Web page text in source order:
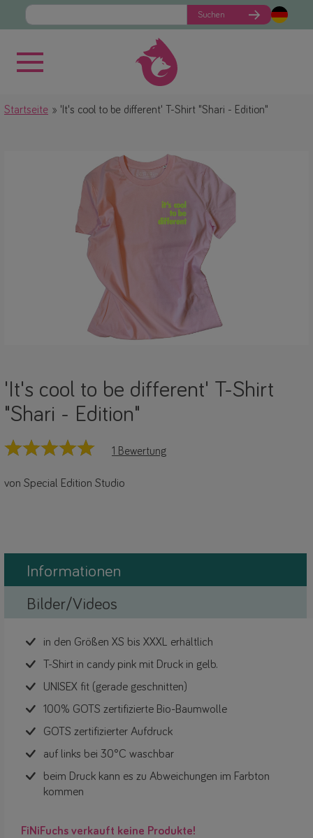
Suchen
Startseite 'It's cool to be different' T-Shirt "Shari - Edition"
'It's cool to be different' T-Shirt
"Shari - Edition"
1 Bewertung
von Special Edition Studio
Informationen
Bilder/Videos
in den Größen XS bis XXXL erhältlich
T-Shirt in candy pink mit Druck in gelb.
UNISEX fit (gerade geschnitten)
100% GOTS zertifizierte Bio-Baumwolle
GOTS zertifizierter Aufdruck
auf links bei 30°C waschbar
beim Druck kann es zu Abweichungen im Farbton
kommen
FiNiFuchs verkauft keine Produkte!